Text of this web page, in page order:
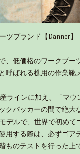
ツブランド【Danner】
低価格のワークブー
呼ばれる樵用の作業靴
ラインに加え、「マウ
パッカーの間で絶大
デルで、世界で初めて
用する際は、必ずゴア
ものテストを行った上